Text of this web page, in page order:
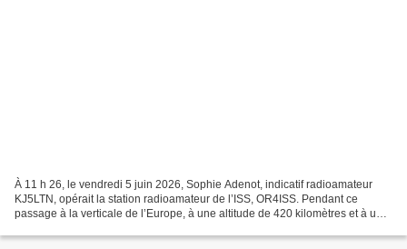
À 11 h 26, le vendredi 5 juin 2026, Sophie Adenot, indicatif radioamateur
KJ5LTN, opérait la station radioamateur de l’ISS, OR4ISS. Pendant ce
passage à la verticale de l’Europe, à une altitude de 420 kilomètres et à une